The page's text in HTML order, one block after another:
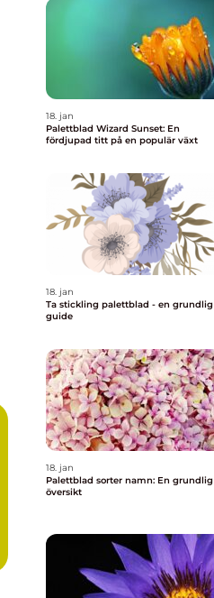
18. jan
Palettblad Wizard Sunset: En
fördjupad titt på en populär växt
18. jan
Ta stickling palettblad - en grundlig
guide
18. jan
Palettblad sorter namn: En grundlig
översikt